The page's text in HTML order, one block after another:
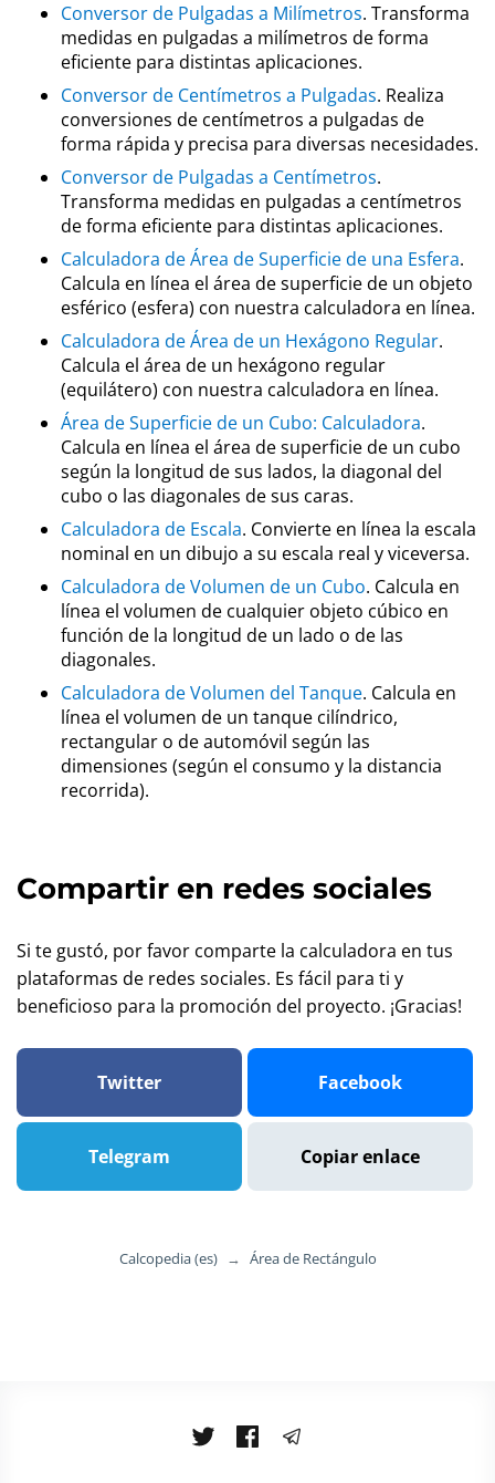
Conversor de Pulgadas a Milímetros. Transforma
medidas en pulgadas a milímetros de forma
eficiente para distintas aplicaciones.
Conversor de Centímetros a Pulgadas. Realiza
conversiones de centímetros a pulgadas de
forma rápida y precisa para diversas necesidades.
Conversor de Pulgadas a Centímetros.
Transforma medidas en pulgadas a centímetros
de forma eficiente para distintas aplicaciones.
Calculadora de Área de Superficie de una Esfera.
Calcula en línea el área de superficie de un objeto
esférico (esfera) con nuestra calculadora en línea.
Calculadora de Área de un Hexágono Regular.
Calcula el área de un hexágono regular
(equilátero) con nuestra calculadora en línea.
Área de Superficie de un Cubo: Calculadora.
Calcula en línea el área de superficie de un cubo
según la longitud de sus lados, la diagonal del
cubo o las diagonales de sus caras.
Calculadora de Escala. Convierte en línea la escala
nominal en un dibujo a su escala real y viceversa.
Calculadora de Volumen de un Cubo. Calcula en
línea el volumen de cualquier objeto cúbico en
función de la longitud de un lado o de las
diagonales.
Calculadora de Volumen del Tanque. Calcula en
línea el volumen de un tanque cilíndrico,
rectangular o de automóvil según las
dimensiones (según el consumo y la distancia
recorrida).
Compartir en redes sociales
Si te gustó, por favor comparte la calculadora en tus
plataformas de redes sociales. Es fácil para ti y
beneficioso para la promoción del proyecto. ¡Gracias!
Twitter Facebook
Telegram Copiar enlace
Calcopedia (es) → Área de Rectángulo